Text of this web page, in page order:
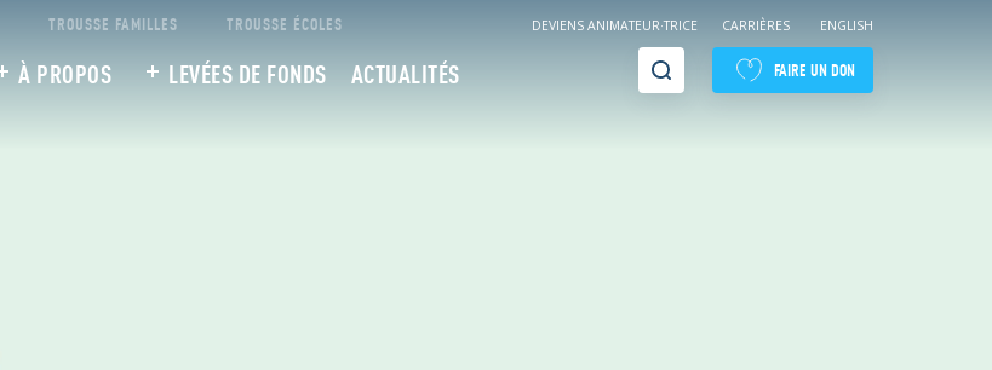
TROUSSE FAMILLES TROUSSE ÉCOLES
À PROPOS LEVÉES DE FONDS ACTUALITÉS
DEVIENS ANIMATEUR·TRICE CARRIÈRES ENGLISH
Recherche FAIRE UN DON